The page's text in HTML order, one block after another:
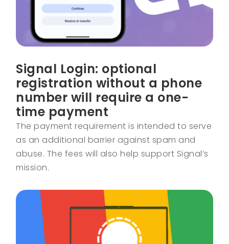
Signal Login: optional
registration without a phone
number will require a one-
time payment
The payment requirement is intended to serve
as an additional barrier against spam and
abuse. The fees will also help support Signal’s
mission.